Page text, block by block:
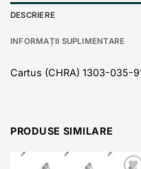
DESCRIERE
INFORMAȚII SUPLIMENTARE
Cartus (CHRA) 1303-035-
PRODUSE SIMILARE